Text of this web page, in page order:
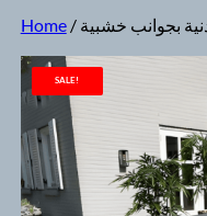
Home/ بجوانب خشبية
SALE!